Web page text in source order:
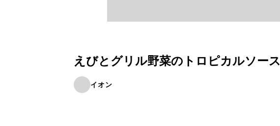
えびとグリル野菜のトロピカルソース
イオン